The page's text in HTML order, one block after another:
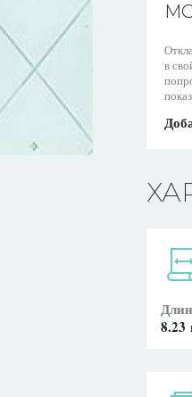
в
8.23